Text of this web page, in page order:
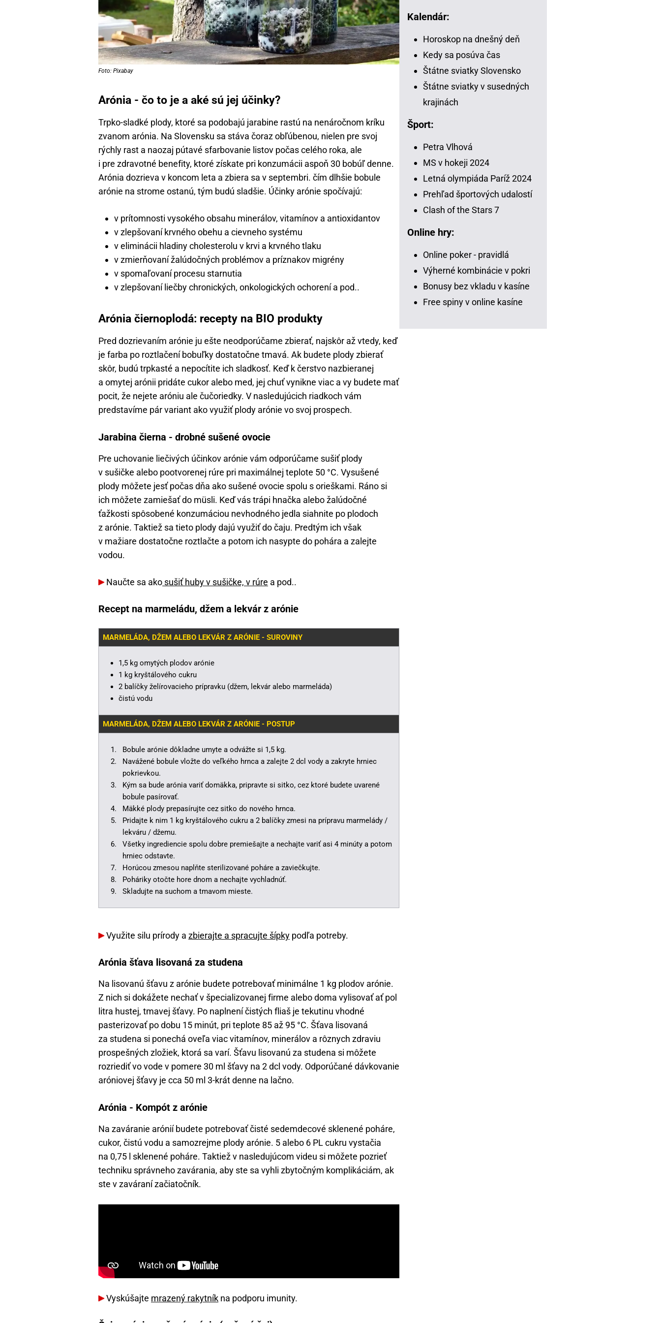
Foto: Pixabay
Arónia - čo to je a aké sú jej účinky?
Trpko-sladké plody, ktoré sa podobajú jarabine rastú na nenáročnom kríku
zvanom arónia. Na Slovensku sa stáva čoraz obľúbenou, nielen pre svoj
rýchly rast a naozaj pútavé sfarbovanie listov počas celého roka, ale
i pre zdravotné benefity, ktoré získate pri konzumácii aspoň 30 bobúľ denne.
Arónia dozrieva v koncom leta a zbiera sa v septembri. čím dlhšie bobule
arónie na strome ostanú, tým budú sladšie. Účinky arónie spočívajú:
v prítomnosti vysokého obsahu minerálov, vitamínov a antioxidantov
v zlepšovaní krvného obehu a cievneho systému
v eliminácii hladiny cholesterolu v krvi a krvného tlaku
v zmierňovaní žalúdočných problémov a príznakov migrény
v spomaľovaní procesu starnutia
v zlepšovaní liečby chronických, onkologických ochorení a pod..
Arónia čiernoplodá: recepty na BIO produkty
Pred dozrievaním arónie ju ešte neodporúčame zbierať, najskôr až vtedy, keď
je farba po roztlačení bobuľky dostatočne tmavá. Ak budete plody zbierať
skôr, budú trpkasté a nepocítite ich sladkosť. Keď k čerstvo nazbieranej
a omytej arónii pridáte cukor alebo med, jej chuť vynikne viac a vy budete mať
pocit, že nejete aróniu ale čučoriedky. V nasledujúcich riadkoch vám
predstavíme pár variant ako využiť plody arónie vo svoj prospech.
Jarabina čierna - drobné sušené ovocie
Pre uchovanie liečivých účinkov arónie vám odporúčame sušiť plody
v sušičke alebo pootvorenej rúre pri maximálnej teplote 50 °C. Vysušené
plody môžete jesť počas dňa ako sušené ovocie spolu s orieškami. Ráno si
ich môžete zamiešať do müsli. Keď vás trápi hnačka alebo žalúdočné
ťažkosti spôsobené konzumáciou nevhodného jedla siahnite po plodoch
z arónie. Taktiež sa tieto plody dajú využiť do čaju. Predtým ich však
v mažiare dostatočne roztlačte a potom ich nasypte do pohára a zalejte
vodou.
Naučte sa ako sušiť huby v sušičke, v rúre a pod..
Recept na marmeládu, džem a lekvár z arónie
MARMELÁDA, DŽEM ALEBO LEKVÁR Z ARÓNIE - SUROVINY
1,5 kg omytých plodov arónie
1 kg kryštálového cukru
2 balíčky želírovacieho prípravku (džem, lekvár alebo marmeláda)
čistú vodu
MARMELÁDA, DŽEM ALEBO LEKVÁR Z ARÓNIE - POSTUP
Bobule arónie dôkladne umyte a odvážte si 1,5 kg.
Navážené bobule vložte do veľkého hrnca a zalejte 2 dcl vody a zakryte hrniec
pokrievkou.
Kým sa bude arónia variť domäkka, pripravte si sitko, cez ktoré budete uvarené
bobule pasírovať.
Mäkké plody prepasírujte cez sitko do nového hrnca.
Pridajte k nim 1 kg kryštálového cukru a 2 balíčky zmesi na prípravu marmelády /
lekváru / džemu.
Všetky ingrediencie spolu dobre premiešajte a nechajte variť asi 4 minúty a potom
hrniec odstavte.
Horúcou zmesou naplňte sterilizované poháre a zaviečkujte.
Poháriky otočte hore dnom a nechajte vychladnúť.
Skladujte na suchom a tmavom mieste.
Využite silu prírody a zbierajte a spracujte šípky podľa potreby.
Arónia šťava lisovaná za studena
Na lisovanú šťavu z arónie budete potrebovať minimálne 1 kg plodov arónie.
Z nich si dokážete nechať v špecializovanej firme alebo doma vylisovať ať pol
litra hustej, tmavej šťavy. Po naplnení čistých fliaš je tekutinu vhodné
pasterizovať po dobu 15 minút, pri teplote 85 až 95 °C. Šťava lisovaná
za studena si ponechá oveľa viac vitamínov, minerálov a rôznych zdraviu
prospešných zložiek, ktorá sa varí. Šťavu lisovanú za studena si môžete
rozriediť vo vode v pomere 30 ml šťavy na 2 dcl vody. Odporúčané dávkovanie
aróniovej šťavy je cca 50 ml 3-krát denne na lačno.
Arónia - Kompót z arónie
Na zaváranie arónií budete potrebovať čisté sedemdecové sklenené poháre,
cukor, čistú vodu a samozrejme plody arónie. 5 alebo 6 PL cukru vystačia
na 0,75 l sklenené poháre. Taktiež v nasledujúcom videu si môžete pozrieť
techniku správneho zavárania, aby ste sa vyhli zbytočným komplikáciám, ak
ste v zaváraní začiatočník.
Vyskúšajte mrazený rakytník na podporu imunity.
Kalendár:
Horoskop na dnešný deň
Kedy sa posúva čas
Štátne sviatky Slovensko
Štátne sviatky v susedných
krajinách
Šport:
Petra Vlhová
MS v hokeji 2024
Letná olympiáda Paríž 2024
Prehľad športových udalostí
Clash of the Stars 7
Online hry:
Online poker - pravidlá
Výherné kombinácie v pokri
Bonusy bez vkladu v kasíne
Free spiny v online kasíne